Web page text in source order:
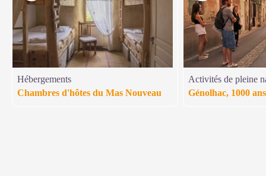
Hébergements
Chambres d'hôtes du Mas Nouveau
Activités de pleine
Génolhac, 1000